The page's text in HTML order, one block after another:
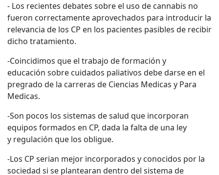
- Los recientes debates sobre el uso de cannabis no
fueron correctamente aprovechados para introducir la
relevancia de los CP en los pacientes pasibles de recibir
dicho tratamiento.
-Coincidimos que el trabajo de formación y
educación sobre cuidados paliativos debe darse en el
pregrado de la carreras de Ciencias Medicas y Para
Medicas.
-Son pocos los sistemas de salud que incorporan
equipos formados en CP, dada la falta de una ley
y regulación que los obligue.
-Los CP serian mejor incorporados y conocidos por la
sociedad si se plantearan dentro del sistema de